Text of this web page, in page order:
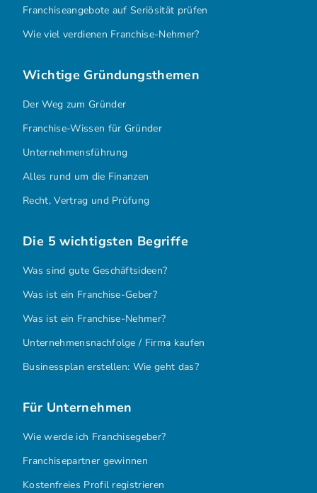
Franchiseangebote auf Seriösität prüfen
Wie viel verdienen Franchise-Nehmer?
Wichtige Gründungsthemen
Der Weg zum Gründer
Franchise-Wissen für Gründer
Unternehmensführung
Alles rund um die Finanzen
Recht, Vertrag und Prüfung
Die 5 wichtigsten Begriffe
Was sind gute Geschäftsideen?
Was ist ein Franchise-Geber?
Was ist ein Franchise-Nehmer?
Unternehmensnachfolge / Firma kaufen
Businessplan erstellen: Wie geht das?
Für Unternehmen
Wie werde ich Franchisegeber?
Franchisepartner gewinnen
Kostenfreies Profil registrieren